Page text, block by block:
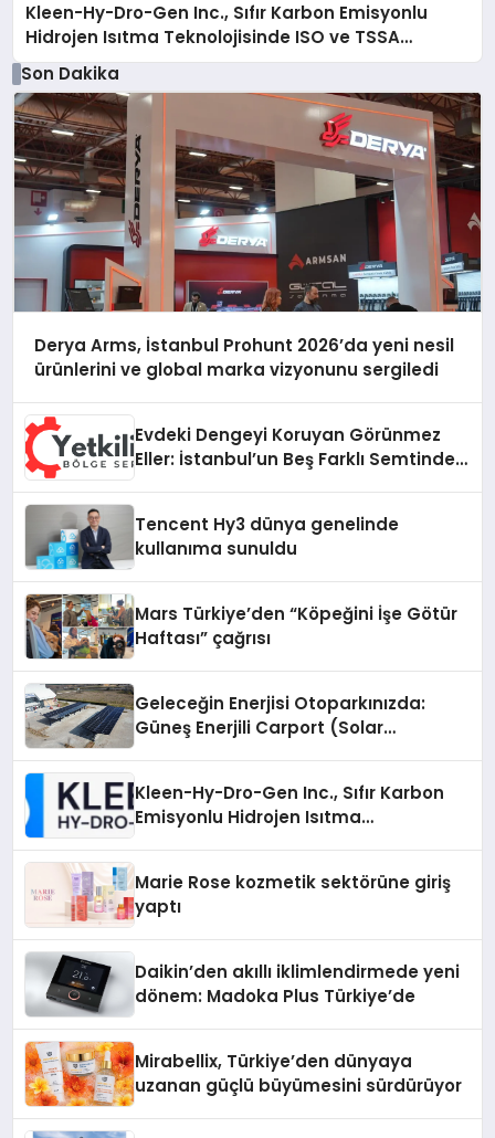
Kleen-Hy-Dro-Gen Inc., Sıfır Karbon Emisyonlu
Hidrojen Isıtma Teknolojisinde ISO ve TSSA
Düzenleyici Onaylarını Aldı
Son Dakika
Derya Arms, İstanbul Prohunt 2026’da yeni nesil
ürünlerini ve global marka vizyonunu sergiledi
Evdeki Dengeyi Koruyan Görünmez
Eller: İstanbul’un Beş Farklı Semtinde
Tencent Hy3 dünya genelinde
kullanıma sunuldu
Mars Türkiye’den “Köpeğini İşe Götür
Haftası” çağrısı
Geleceğin Enerjisi Otoparkınızda:
Güneş Enerjili Carport (Solar
Kleen-Hy-Dro-Gen Inc., Sıfır Karbon
Emisyonlu Hidrojen Isıtma
Marie Rose kozmetik sektörüne giriş
yaptı
Daikin’den akıllı iklimlendirmede yeni
dönem: Madoka Plus Türkiye’de
Mirabellix, Türkiye’den dünyaya
uzanan güçlü büyümesini sürdürüyor